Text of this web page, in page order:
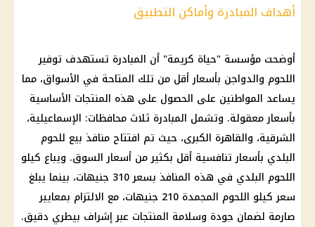
أهداف المبادرة وأماكن التطبيق
أوضحت مؤسسة "حياة كريمة" أن المبادرة تستهدف توفير
اللحوم والدواجن بأسعار أقل من تلك المتاحة في الأسواق، مما
يساعد المواطنين على الحصول على هذه المنتجات الأساسية
بأسعار معقولة. وتشمل المبادرة ثلاث محافظات: الإسماعيلية،
الشرقية، والقاهرة الكبرى، حيث تم افتتاح منافذ بيع للحوم
البلدي بأسعار تنافسية أقل بكثير من أسعارالسوق. ويباع كيلو
اللحوم البلدي في هذه المنافذ بسعر 310 جنيهات، بينما يبلغ
سعر كيلو اللحوم
المجمدة 210 جنيهات، مع الالتزام بمعايير
صارمة لضمان جودة وسلامة المنتجات عبر إشراف بيطري دقيق.